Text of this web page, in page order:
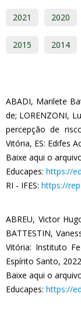
2021 2020
2015 2014
ABADI, Marilete
de; LORENZONI,
percepção de
Vitória, ES: Edifes
Baixe aqui o
Educapes: https://
RI - IFES: https://
ABREU, Victor
BATTESTIN,
Vitória: Instituto
Espírito Santo,
Baixe aqui o
Educapes: https://